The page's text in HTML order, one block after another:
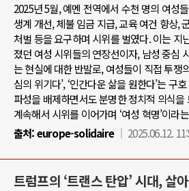
2025년 5월, 예멘 전역에서 수천 명의 여성
생계 개선, 체불 임금 지급, 교육 여건 향상,
처벌 등을 요구하며 시위를 벌였다. 이는 지
졌던 여성 시위들의 연장선이자, 남성 중심
는 현실에 대한 반발로, 여성들이 직접 투쟁
심의 위기다’, ‘인간다운 삶을 원한다’는 구
파성을 배제하면서도 분명한 정치적 의식
계속해서 시위를 이어가며 ‘여성 혁명’이라
출처:europe-solidaire 2025.06.12.
트럼프의 ‘트랜스 탄압’ 시대, 살